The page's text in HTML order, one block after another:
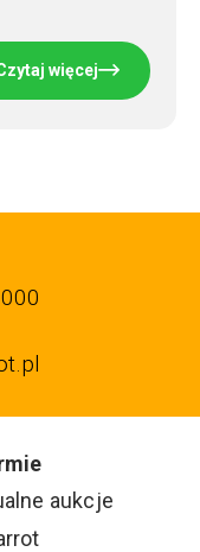
więcej
aukcje